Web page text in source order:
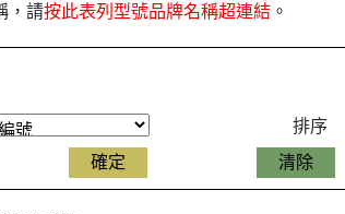
，請按此表列型號品牌名稱超連結 。
排序